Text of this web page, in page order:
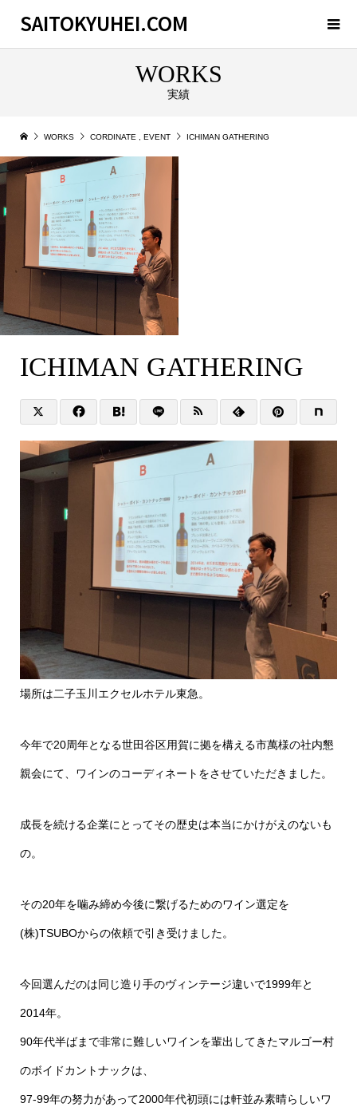
SAITOKYUHEI.COM
WORKS
実績
WORKS CORDINATE EVENT ICHIMAN GATHERING
ICHIMAN GATHERING
場所は二子玉川エクセルホテル東急。
今年で20周年となる世田谷区用賀に拠を構える市萬様の社内懇
親会にて、ワインのコーディネートをさせていただきました。
成長を続ける企業にとってその歴史は本当にかけがえのないも
の。
その20年を噛み締め今後に繋げるためのワイン選定を
(株)TSUBOからの依頼で引き受けました。
今回選んだのは同じ造り手のヴィンテージ違いで1999年と
2014年。
90年代半ばまで非常に難しいワインを輩出してきたマルゴー村
のボイドカントナックは、
97-99年の努力があって2000年代初頭には軒並み素晴らしいワ